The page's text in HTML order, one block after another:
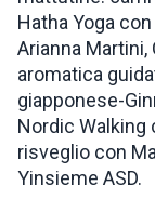
Hatha Yoga
Arianna
aromatica
giapponese-
Nordic Walking
risveglio con
Yinsieme ASD.